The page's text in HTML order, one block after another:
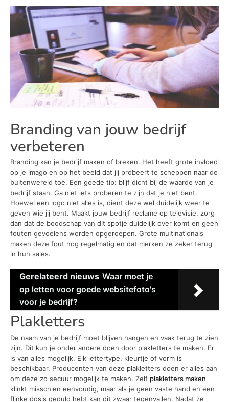
Branding van jouw bedrijf
verbeteren
Branding kan je bedrijf maken of breken. Het heeft grote invloed
op je imago en op het beeld dat jij probeert te scheppen naar de
buitenwereld toe. Een goede tip: blijf dicht bij de waarde van je
bedrijf staan. Ga niet iets proberen te zijn dat je niet bent.
Hoewel een logo niet alles is, dient deze wel duidelijk weer te
geven wie jij bent. Maakt jouw bedrijf reclame op televisie, zorg
dan dat de boodschap van dit spotje duidelijk over komt en geen
fouten gevoelens worden opgeroepen. Grote multinationals
maken deze fout nog regelmatig en dat merken ze zeker terug
in hun sales.
Gerelateerd nieuws Waar moet je
op letten voor goede websitefoto's
voor je bedrijf?
Plakletters
De naam van je bedrijf moet blijven hangen en vaak terug te zien
zijn. Dit kun je onder andere doen door plakletters te maken. Er
is van alles mogelijk. Elk lettertype, kleurtje of vorm is
beschikbaar. Producenten van deze plakletters doen er alles aan
om deze zo secuur mogelijk te maken. Zelf plakletters maken
klinkt misschien eenvoudig, maar als je geen vaste hand en een
flinke dosis geduld hebt kan dit zwaar tegenvallen. Nadat ze